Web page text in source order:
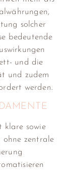
solcher
bedeutende
und die
und zudem
werden.
klare sowie
zentrale